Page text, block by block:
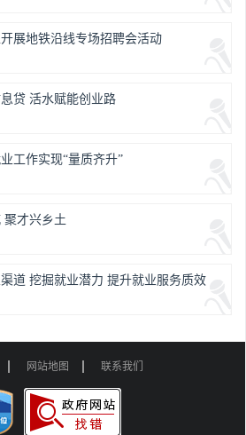
展地铁沿线专场招聘会活动
贷 活水赋能创业路
工作实现“量质齐升”
聚才兴乡土
道 挖掘就业潜力 提升就业服务质效
网站地图 联系我们